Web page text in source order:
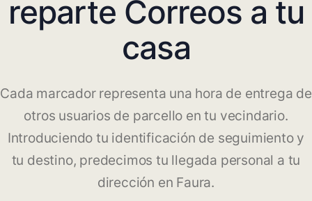
reparte Correos a tu
casa
Cada marcador representa una hora de entrega de
otros usuarios de parcello en tu vecindario.
Introduciendo tu identificación de seguimiento y
tu destino, predecimos tu llegada personal a tu
dirección en Faura.